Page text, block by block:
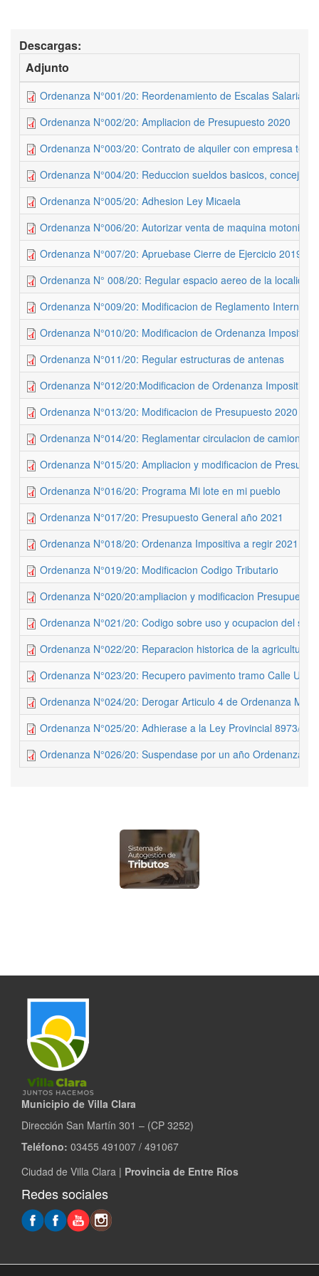
Descargas:
Adjunto
Ordenanza N°001/20: Reordenamiento de Escalas
Ordenanza N°002/20: Ampliacion de Presupuesto 2020
Ordenanza N°003/20: Contrato de alquiler con empresa
Ordenanza N°004/20: Reduccion sueldos basicos,
Ordenanza N°005/20: Adhesion Ley Micaela
Ordenanza N°006/20: Autorizar venta de maquina
Ordenanza N°007/20: Apruebase Cierre de Ejercicio 2019
Ordenanza N° 008/20: Regular espacio aereo de la localidad
Ordenanza N°009/20: Modificacion de Reglamento Interno
Ordenanza N°010/20: Modificacion de Ordenanza Impositiva
Ordenanza N°011/20: Regular estructuras de antenas
Ordenanza N°012/20:Modificacion de Ordenanza Impositiva
Ordenanza N°013/20: Modificacion de Presupuesto 2020
Ordenanza N°014/20: Reglamentar circulacion de camiones
Ordenanza N°015/20: Ampliacion y modificacion de
Ordenanza N°016/20: Programa Mi lote en mi pueblo
Ordenanza N°017/20: Presupuesto General año 2021
Ordenanza N°018/20: Ordenanza Impositiva a regir 2021
Ordenanza N°019/20: Modificacion Codigo Tributario
Ordenanza N°020/20:ampliacion y modificacion Presupuesto
Ordenanza N°021/20: Codigo sobre uso y ocupacion del
Ordenanza N°022/20: Reparacion historica de la agricultura
Ordenanza N°023/20: Recupero pavimento tramo Calle
Ordenanza N°024/20: Derogar Articulo 4 de Ordenanza
Ordenanza N°025/20: Adhierase a la Ley Provincial 8973/95
Ordenanza N°026/20: Suspendase por un año Ordenanza
Municipio de Villa Clara
Dirección San Martín 301 – (CP 3252)
Teléfono: 03455 491007 / 491067
Ciudad de Villa Clara | Provincia de Entre Ríos
Redes sociales